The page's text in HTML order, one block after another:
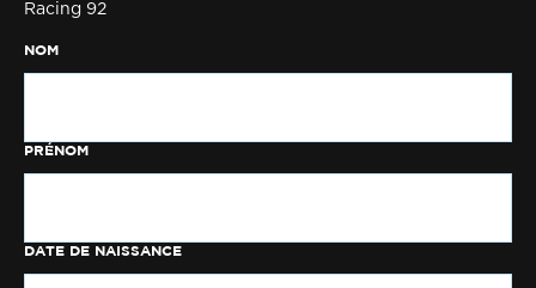
Racing 92
NOM
PRÉNOM
DATE DE NAISSANCE